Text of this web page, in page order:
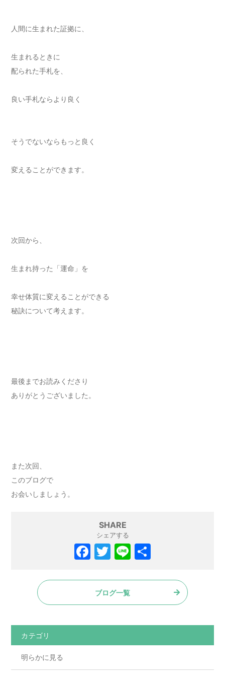
人間に生まれた証拠に、
生まれるときに
配られた手札を、
良い手札ならより良く
そうでないならもっと良く
変えることができます。
次回から、
生まれ持った「運命」を
幸せ体質に変えることができる
秘訣について考えます。
最後までお読みくださり
ありがとうございました。
また次回、
このブログで
お会いしましょう。
SHARE
シェアする
ブログ一覧
カテゴリ
明らかに見る